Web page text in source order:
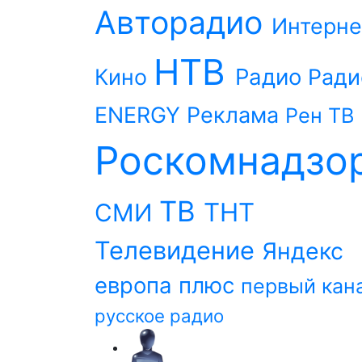
Авторадио
Кино НТВ Радио
ENERGY Реклама Рен ТВ
СМИ ТВ ТНТ
Телевидение Яндекс
европа плюс первый
русское радио